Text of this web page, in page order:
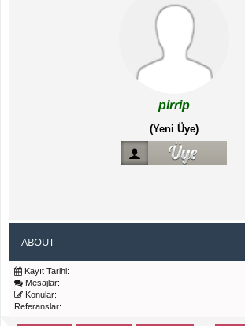
pirrip
(Yeni Üye)
ABOUT
Kayıt Tarihi:
Mesajlar:
Konular:
Referanslar: